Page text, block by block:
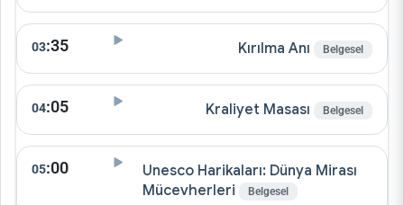
03:35 Kırılma Anı Belgesel
04:05 Kraliyet Masası Belgesel
05:00
Unesco Harikaları: Dünya Mirası
Mücevherleri
Belgesel